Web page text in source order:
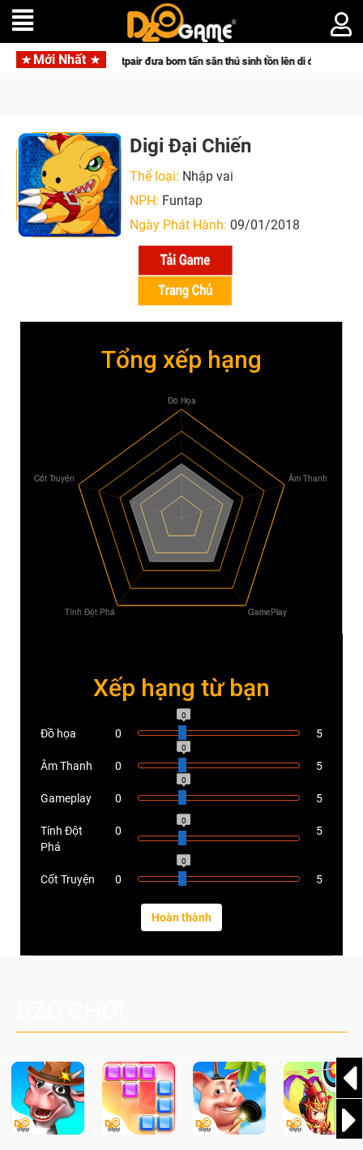
Mới Nhất
Pocketpair đưa bom tấn săn thú sinh tồn lên di động với tên gọi Palworld
Digi Đại Chiến
Thể loại: Nhập vai
NPH: Funtap
Ngày Phát Hành: 09/01/2018
Tổng xếp hạng
Xếp hạng từ bạn
Đồ họa 0
0
5
Âm Thanh 0
0
5
Gameplay 0
0
5
Tính Đột
Phá
0
0
5
Cốt Truyện 0
0
5